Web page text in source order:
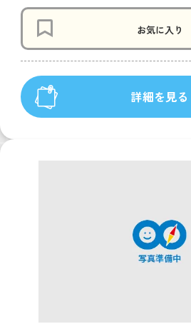
お気に入り
詳細を見る